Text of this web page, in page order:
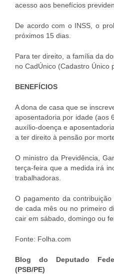
acesso aos benefícios
De acordo com o INSS, o
próximos 15 dias.
Para ter direito, a família da
no CadÚnico (Cadastro Único
BENEFÍCIOS
A dona de casa que se
aposentadoria por idade (aos
auxílio-doença e
a ter direito à pensão por
O ministro da Previdência,
terça-feira que a medida irá
trabalhadoras.
O pagamento da
de cada mês ou no primeiro
cair em sábado, domingo ou
Fonte: Folha.com
Blog do Deputado
(PSB/PE)